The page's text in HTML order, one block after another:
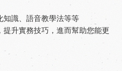
知識、語音教學法等等
升實務技巧，進而幫助您能更